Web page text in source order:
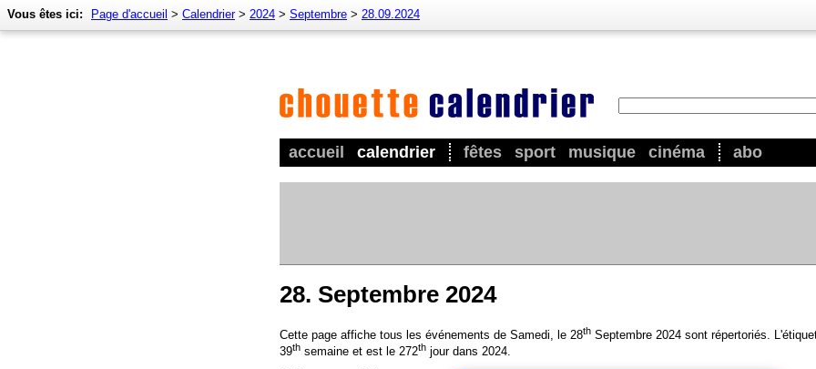
accueil calendrier fêtes sport musique cinéma abo
Vous êtes ici: Page d'accueil > Calendrier> 2024 > Septembre > 28.09.2024
28. Septembre 2024
Cette page affiche tous les événements de Samedi, le 28th Septembre 2024 sont répertoriés.
39th semaine et est le 272th jour dans 2024.